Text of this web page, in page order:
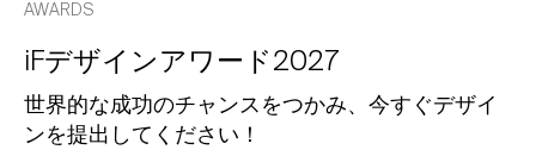
AWARDS
iFデザインアワード2027
世界的な成功のチャンスをつかみ、今すぐデザイ
ンを提出してください！